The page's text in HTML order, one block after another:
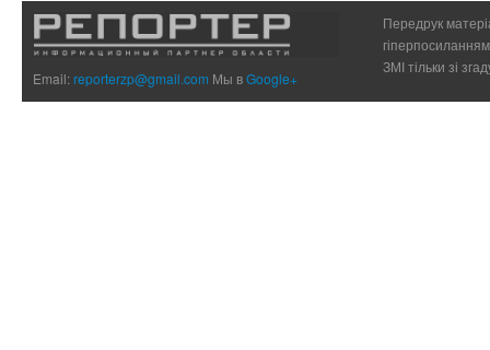
Email:reporterzp@gmail.com Мы вGoogle+
Передрук
ЗМІ тільки зі